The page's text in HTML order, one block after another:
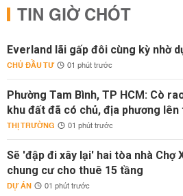
TIN GIỜ CHÓT
Everland lãi gấp đôi cùng kỳ nhờ
CHỦ ĐẦU TƯ 01 phút trước
Phường Tam Bình, TP HCM: Cò
khu đất đã có chủ, địa phương lên
THỊ TRƯỜNG 01 phút trước
Sẽ 'đập đi xây lại' hai tòa nhà Chợ
chung cư cho thuê 15 tầng
DỰ ÁN 01 phút trước